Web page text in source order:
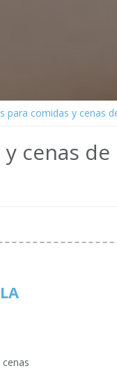
para comidas y cenas
cenas